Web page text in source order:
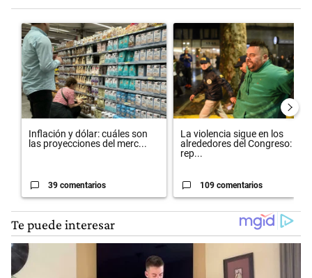
Un artículo de tendencia con el título "Inflación y dólar: cuáles son
Inflación y dólar: cuáles son
las proyecciones del merc...
39 comentarios
Un artículo de tendencia con el
La violencia sigue en los
alrededores del Congreso:
rep...
109 comentarios